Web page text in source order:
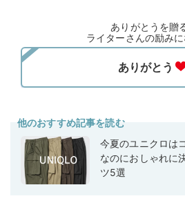
ありがとうを贈
ライターさんの励み
他のおすすめ記事を読む
今夏のユニクロは
なのにおしゃれに
ツ5選